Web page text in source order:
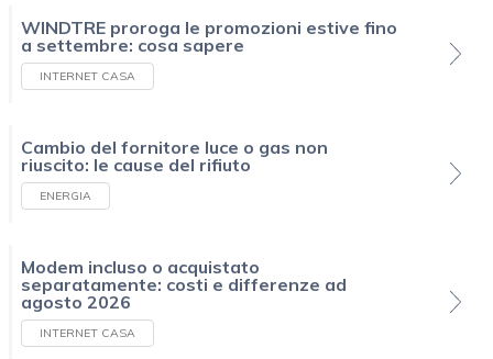
WINDTRE proroga le promozioni estive fino
a settembre: cosa sapere
INTERNET CASA
Cambio del fornitore luce o gas non
riuscito: le cause del rifiuto
ENERGIA
Modem incluso o acquistato
separatamente: costi e differenze ad
agosto 2026
INTERNET CASA